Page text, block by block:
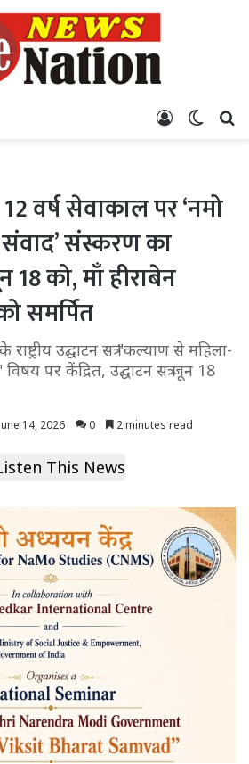
Log In
वर्ष सेवाकाल पर ‘नमो
संस्करण का
18 को, माँ हीराबेन
समर्पित
उद्घाटन सत्र "कल्याण से महिला-
पर केंद्रित, उद्घाटन सत्र जून 18
14, 2026 0 2 minutes read
This News